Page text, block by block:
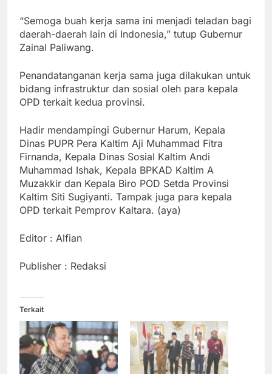
“Semoga buah kerja sama ini menjadi teladan bagi
daerah-daerah lain di Indonesia,” tutup Gubernur
Zainal Paliwang.
Penandatanganan kerja sama juga dilakukan untuk
bidang infrastruktur dan sosial oleh para kepala
OPD terkait kedua provinsi.
Hadir mendampingi Gubernur Harum, Kepala
Dinas PUPR Pera Kaltim Aji Muhammad Fitra
Firnanda, Kepala Dinas Sosial Kaltim Andi
Muhammad Ishak, Kepala BPKAD Kaltim A
Muzakkir dan Kepala Biro POD Setda Provinsi
Kaltim Siti Sugiyanti. Tampak juga para kepala
OPD terkait Pemprov Kaltara. (aya)
Editor : Alfian
Publisher : Redaksi
Terkait